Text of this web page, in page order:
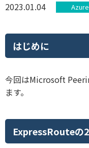
2023.01.04
はじめに
今回はMicrosoft
ます。
ExpressRouteの